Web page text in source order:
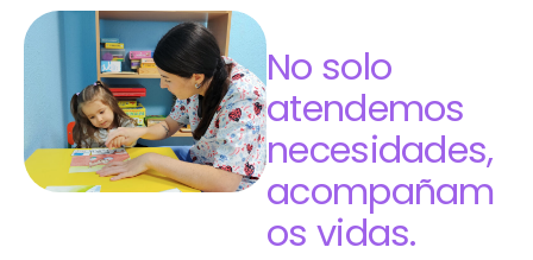
No solo
atendemos
necesidades,
acompañam
os vidas.